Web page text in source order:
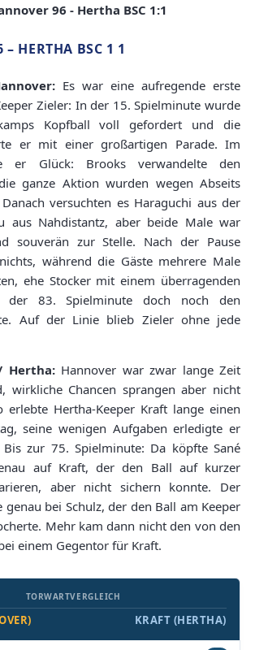
96 - Hertha BSC 1:1
HERTHA BSC 1 1
Es war eine aufregende erste
Zieler: In der 15. Spielminute wurde
Kopfball voll gefordert und die
er mit einer großartigen Parade. Im
er Glück: Brooks verwandelte den
ganze Aktion wurden wegen Abseits
versuchten es Haraguchi aus der
aus Nahdistantz, aber beide Male war
souverän zur Stelle. Nach der Pause
während die Gäste mehrere Male
ehe Stocker mit einem überragenden
der 83. Spielminute doch noch den
Auf der Linie blieb Zieler ohne jede
Hertha: Hannover war zwar lange Zeit
wirkliche Chancen sprangen aber nicht
erlebte Hertha-Keeper Kraft lange einen
seine wenigen Aufgaben erledigte er
zur 75. Spielminute: Da köpfte Sané
auf Kraft, der den Ball auf kurzer
aber nicht sichern konnte. Der
bei Schulz, der den Ball am Keeper
Mehr kam dann nicht den von den
einem Gegentor für Kraft.
TORWARTVERGLEICH
KRAFT (HERTHA)